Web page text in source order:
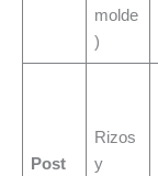
molde
)
Post
Rizos
y